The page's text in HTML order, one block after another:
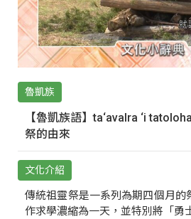
魯凱族
【魯凱族語】ta‘avalra ‘i
祭的由來
文化介紹
傳統祖靈祭是一系列為期四個月的
作求學濃縮為一天，並特別將「勇